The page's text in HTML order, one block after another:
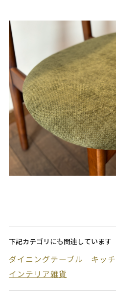
下記カテゴリにも関連しています
ダイニングテーブル
キッ
インテリア雑貨